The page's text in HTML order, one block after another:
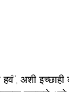
हवं", अशी